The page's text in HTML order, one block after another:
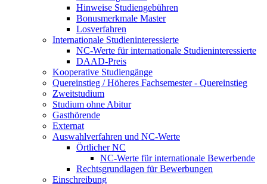
Hinweise Studiengebühren
Bonusmerkmale Master
Losverfahren
Internationale Studieninteressierte
NC-Werte für internationale Studieninteressierte
DAAD-Preis
Kooperative Studiengänge
Quereinstieg / Höheres Fachsemester - Quereinstieg
Zweitstudium
Studium ohne Abitur
Gasthörende
Externat
Auswahlverfahren und NC-Werte
Örtlicher NC
NC-Werte für internationale Bewerbende
Rechtsgrundlagen für Bewerbungen
Einschreibung